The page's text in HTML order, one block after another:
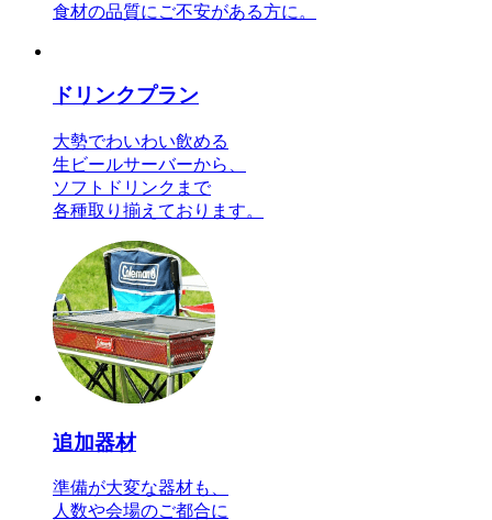
食材の品質にご不安がある方に。
ドリンクプラン
大勢でわいわい飲める
生ビールサーバーから、
ソフトドリンクまで
各種取り揃えております。
追加器材
準備が大変な器材も、
人数や会場のご都合に